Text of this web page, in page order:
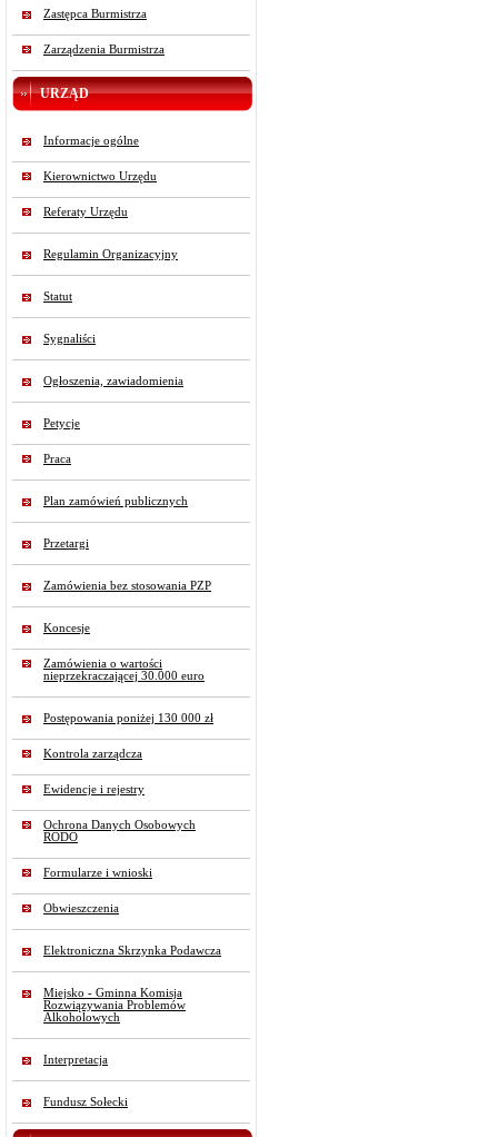
Zastępca Burmistrza
Zarządzenia Burmistrza
URZĄD
Informacje ogólne
Kierownictwo Urzędu
Referaty Urzędu
Regulamin Organizacyjny
Statut
Sygnaliści
Ogłoszenia, zawiadomienia
Petycje
Praca
Plan zamówień publicznych
Przetargi
Zamówienia bez stosowania PZP
Koncesje
Zamówienia o wartości
nieprzekraczającej 30.000 euro
Postępowania poniżej 130 000 zł
Kontrola zarządcza
Ewidencje i rejestry
Ochrona Danych Osobowych
RODO
Formularze i wnioski
Obwieszczenia
Elektroniczna Skrzynka Podawcza
Miejsko - Gminna Komisja
Rozwiązywania Problemów
Alkoholowych
Interpretacja
Fundusz Sołecki